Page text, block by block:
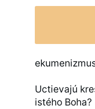
Uctievajú
istého Boha?